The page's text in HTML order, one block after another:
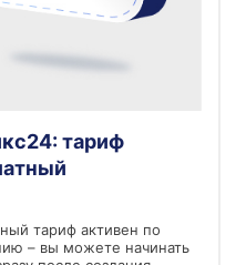
тариф
тариф активен по
– вы можете начинать